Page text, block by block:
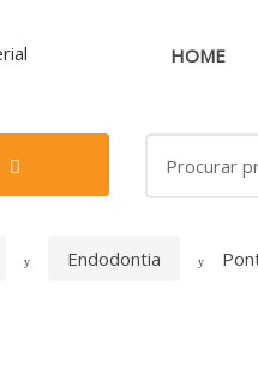
HOME
for:
Endodontia